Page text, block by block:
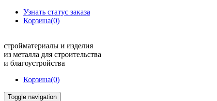
Узнать статус заказа
Корзина(0)
стройматериалы и изделия
из металла для строительства
и благоустройства
Корзина(0)
Toggle navigation